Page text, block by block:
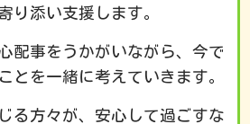
り添い支援します。
配事をうかがいながら、今で
とを一緒に考えていきます。
る方々が、安心して過ごすな